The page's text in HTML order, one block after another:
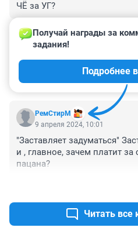
ЧЁ за УГ?
Гость
РемСтирМ
Получай награды за
задания!
Подробнее
9 апреля 2024, 10:01
"Заставляет задуматься"
и , главное, зачем платит
пацана?
Читать все